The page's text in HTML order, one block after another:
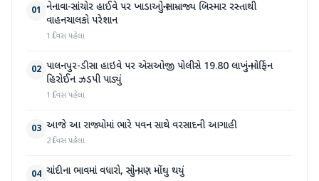
01 નેનાવા-સાંચોર હાઈવે પર ખાડાઓનું સામ્રાજ્ય બિસ્માર રસ્તાથી
વાહનચાલકો પરેશાન
1 દિવસ પહેલા
02 પાલનપુર-ડીસા હાઇવે પર એસઓજી પોલીસે 19.80 લાખનું મોર્ફિન
હિરોઈન ઝડપી પાડ્યું
1 દિવસ પહેલા
03 આજે આ રાજ્યોમાં ભારે પવન સાથે વરસાદની આગાહી
2 દિવસ પહેલા
04 ચાંદીના ભાવમાં વધારો, સોનું પણ મોંઘુ થયું